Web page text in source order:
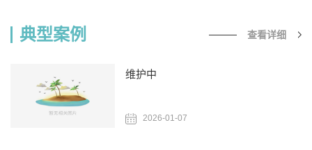
典型案例 查看详细
维护中
2026-01-07